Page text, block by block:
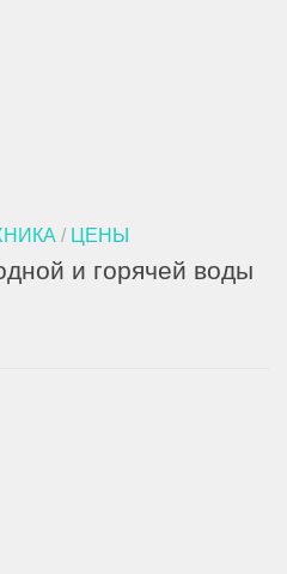
/ ЦЕНЫ
и горячей воды